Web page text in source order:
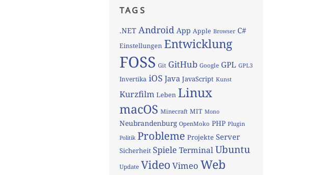
TAGS
.NET Android App Apple Browser C#
Einstellungen Entwicklung
FOSS Git GitHub Google GPL GPL3
Invertika iOS Java JavaScript Kunst
Kurzfilm Leben Linux
macOS Minecraft MIT Mono
Neubrandenburg OpenMoko PHP Plugin
Politik Probleme Projekte Server
Sicherheit Spiele TerminalUbuntu
Update VideoVimeo Web